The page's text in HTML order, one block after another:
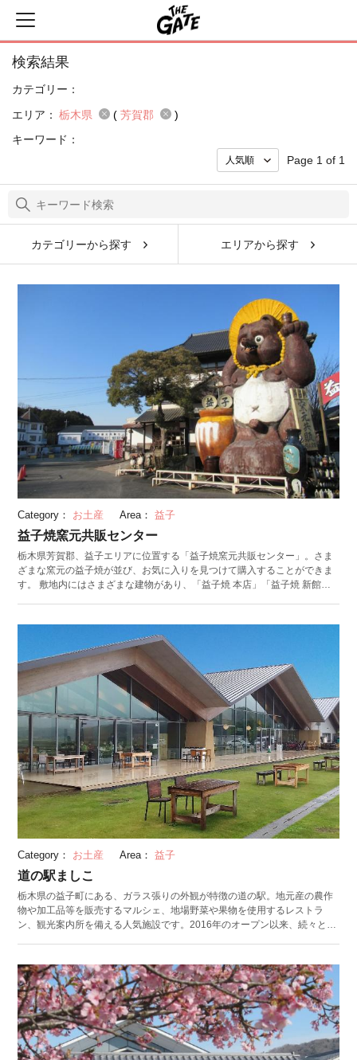
検索結果
カテゴリー：
エリア： 栃木県 ( 芳賀郡
)
キーワード：
Page 1 of 1
カテゴリーから探す エリアから探す
Category： お土産 Area： 益子
益子焼窯元共販センター
栃木県芳賀郡、益子エリアに位置する「益子焼窯元共販センター」。さま
ざまな窯元の益子焼が並び、お気に入りを見つけて購入することができま
す。 敷地内にはさまざまな建物があり、「益子焼 本店」「益子焼 新館売
の購入だけでなく、グルメを楽しんだり、作品を鑑賞したり、名物「ぽん
た饅頭」を購入したりと、多彩な楽しみ方ができます。 陶芸教室では、最
大100名まで同時に体験可能。団体での予約にもぴったりです。
Category： お土産 Area： 益子
道の駅ましこ
栃木県の益子町にある、ガラス張りの外観が特徴の道の駅。地元産の農作
物や加工品等を販売するマルシェ、地場野菜や果物を使用するレストラ
ン、観光案内所を備える人気施設です。2016年のオープン以来、続々と新
ルスやジャムなどの加工品がずらり。ほかにも「用の美」をルーツにもつ
焼き物の産地・益子らしく、日常使いできるさまざまな工芸品を取り扱っ
ています。 レストラン「ましこのごはん」では、定食をはじめ地元産の野
菜が食べられるメニューや、果物を使ったスイーツ・ドリンクを提供。ゴ
ボウ・ニンジン・レンコンなど根菜たっぷりの「根菜キーマカレー」、地
元の豆腐工房による大判油揚げが人気の「きつねうどん」、まったりとし
た優しい甘みが特徴の「自家製甘酒のスムージー」をはじめ、季節ごとに